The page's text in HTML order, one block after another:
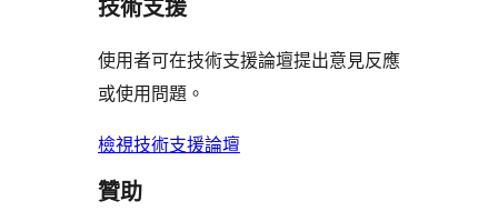
評
技術支援
使用者可在技術支援論壇提出意見反應
或使用問題。
檢視技術支援論壇
贊助